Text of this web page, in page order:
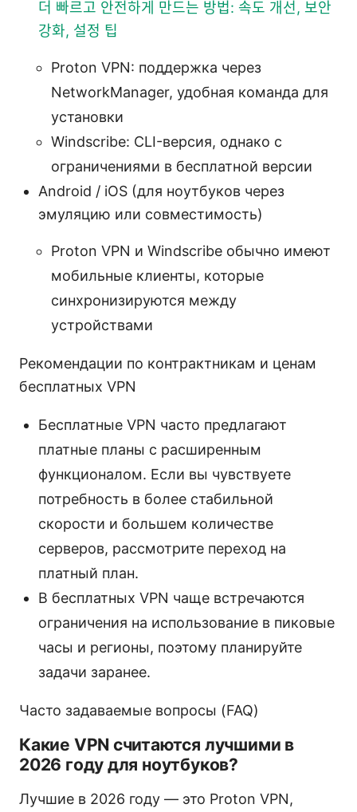
더 빠르고 안전하게 만드는 방법: 속도 개선, 보안
강화, 설정 팁
Proton VPN: поддержка через
NetworkManager, удобная команда для
установки
Windscribe: CLI-версия, однако с
ограничениями в бесплатной версии
Android / iOS (для ноутбуков через
эмуляцию или совместимость)
Proton VPN и Windscribe обычно имеют
мобильные клиенты, которые
синхронизируются между
устройствами
Рекомендации по контрактникам и ценам
бесплатных VPN
Бесплатные VPN часто предлагают
платные планы с расширенным
функционалом. Если вы чувствуете
потребность в более стабильной
скорости и большем количестве
серверов, рассмотрите переход на
платный план.
В бесплатных VPN чаще встречаются
ограничения на использование в пиковые
часы и регионы, поэтому планируйте
задачи заранее.
Часто задаваемые вопросы (FAQ)
Какие VPN считаются лучшими в
2026 году для ноутбуков?
Лучшие в 2026 году — это Proton VPN,